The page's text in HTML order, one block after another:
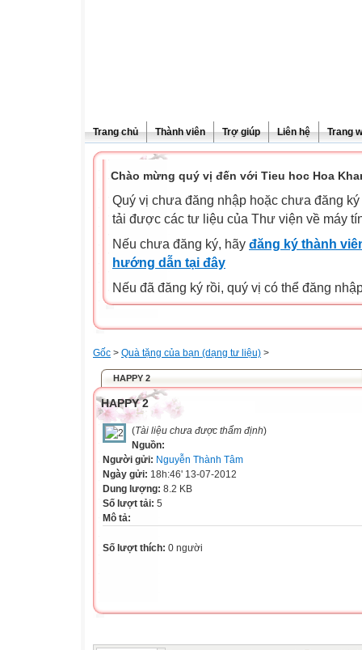
Trang chủ Thành viên Trợ giúp Liên hệ Trang
Chào mừng quý vị đến với Tieu hoc Hoa
Quý vị chưa đăng nhập hoặc chưa đăng
tải được các tư liệu của Thư viện về máy
Nếu chưa đăng ký, hãy đăng ký thành
hướng dẫn tại đây
Nếu đã đăng ký rồi, quý vị có thể đăng
Gốc > Quà tặng của bạn (dạng tư liệu) >
HAPPY 2
HAPPY 2
(Tài liệu chưa được thẩm định)
Nguồn:
Người gửi: Nguyễn Thành Tâm
Ngày gửi: 18h:46' 13-07-2012
Dung lượng: 8.2 KB
Số lượt tải: 5
Mô tả:
Số lượt thích: 0 người